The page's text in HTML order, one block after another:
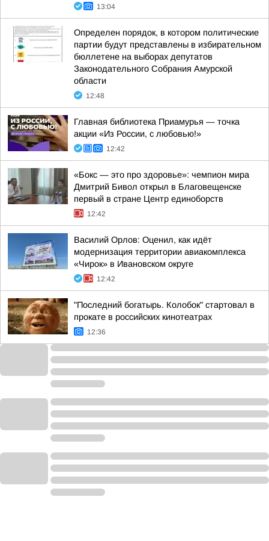
13:04
Определен порядок, в котором политические
партии будут представлены в избирательном
бюллетене на выборах депутатов
Законодательного Собрания Амурской
области
12:48
Главная библиотека Приамурья — точка
акции «Из России, с любовью!»
12:42
«Бокс — это про здоровье»: чемпион мира
Дмитрий Бивол открыл в Благовещенске
первый в стране Центр единоборств
12:42
Василий Орлов: Оценил, как идёт
модернизация территории авиакомплекса
«Чирок» в Ивановском округе
12:42
"Последний богатырь. Колобок" стартовал в
прокате в российских кинотеатрах
12:36